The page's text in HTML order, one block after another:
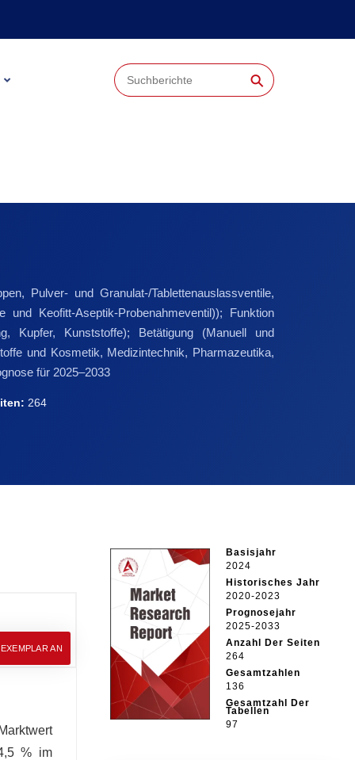
⚲
Pulver- und Granulat-/Tablettenauslassventile,
und Keofitt-Aseptik-Probenahmeventil)); Funktion
Kupfer, Kunststoffe); Betätigung (Manuell und
und Kosmetik, Medizintechnik, Pharmazeutika,
für 2025–2033
264
AN
% im
Basisjahr
2024
Historisches Jahr
2020-2023
Prognosejahr
2025-2033
Anzahl Der Seiten
264
Gesamtzahlen
136
Gesamtzahl Der
Tabellen
97